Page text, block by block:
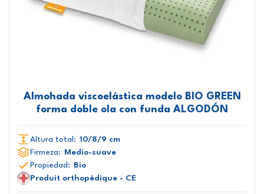
Almohada viscoelástica modelo BIO GREEN
forma doble ola con funda ALGODÓN
Altura total: 10/8/9 cm
Firmeza: Medio-suave
Propiedad: Bio
Produit orthopédique - CE